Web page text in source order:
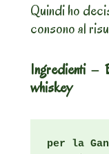
Quindi ho
consono al
Ingredienti –
whiskey
per la